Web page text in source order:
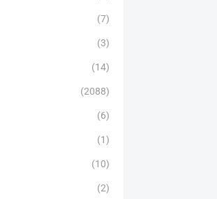
(7)
(3)
(14)
(2088)
(6)
(1)
(10)
(2)